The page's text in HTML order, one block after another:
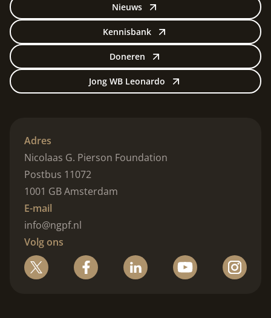
Nieuws
Kennisbank
Doneren
Jong WB Leonardo
Adres
Nicolaas G. Pierson Foundation
Postbus 11072
1001 GB Amsterdam
E-mail
info@ngpf.nl
Volg ons